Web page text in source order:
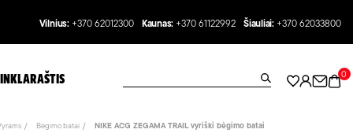
Vilnius: +370 62012300 Kaunas: +370 61122992 Šiauliai: +370 62033800
0
Bėgimo batai NIKE ACG ZEGAMA TRAIL vyriški bėgimo batai